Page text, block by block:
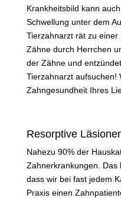
Krankheitsbild kann
Schwellung unter dem
Tierzahnarzt rät zu
Zähne durch Herrchen
der Zähne und
Tierzahnarzt aufsuchen!
Zahngesundheit Ihres
Resorptive
Nahezu 90% der
Zahnerkrankungen. Das
dass wir bei fast jedem
Praxis einen